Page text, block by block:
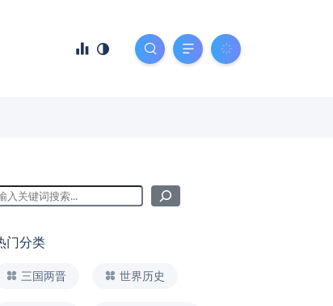
门分类
三国两晋 世界历史